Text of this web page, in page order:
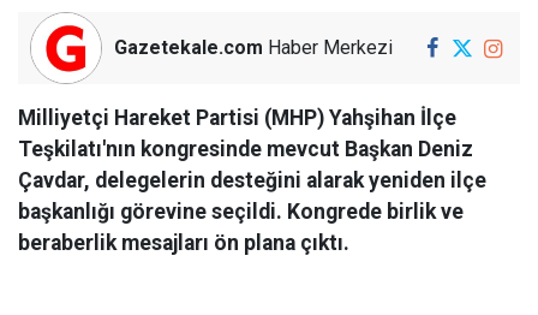
Gazetekale.com Haber Merkezi
Milliyetçi Hareket Partisi (MHP) Yahşihan İlçe
Teşkilatı'nın kongresinde mevcut Başkan Deniz
Çavdar, delegelerin desteğini alarak yeniden ilçe
başkanlığı görevine seçildi. Kongrede birlik ve
beraberlik mesajları ön plana çıktı.